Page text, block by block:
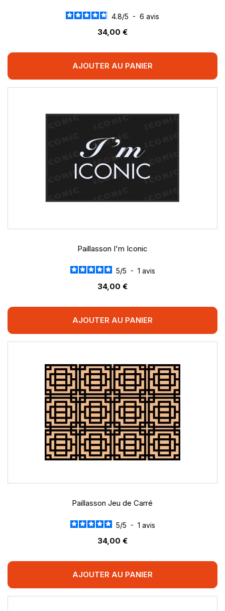
4.8/5 - 6 avis
34,00 €
AJOUTER AU PANIER
Paillasson I'm Iconic
5/5 - 1 avis
34,00 €
AJOUTER AU PANIER
Paillasson Jeu de Carré
5/5 - 1 avis
34,00 €
AJOUTER AU PANIER